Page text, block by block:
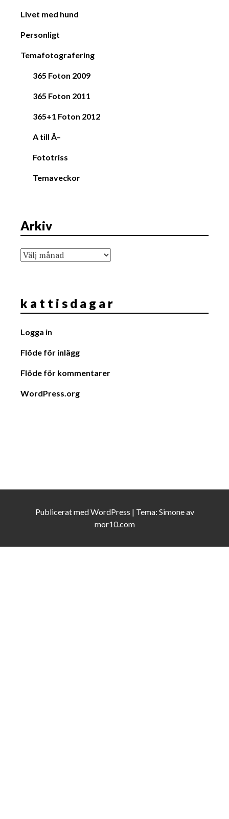
Livet med hund
Personligt
Temafotografering
365 Foton 2009
365 Foton 2011
365+1 Foton 2012
A till Ã–
Fototriss
Temaveckor
Arkiv
Arkiv
k a t t i s d a g a r
Logga in
Flöde för inlägg
Flöde för kommentarer
WordPress.org
Publicerat medWordPress | Tema: Simoneav
mor10.com